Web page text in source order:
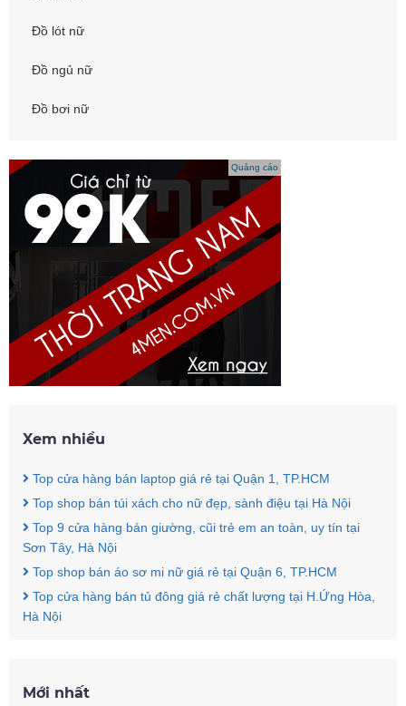
Đồ lót nữ
Đồ ngủ nữ
Đồ bơi nữ
Quảng cáo
Xem nhiều
Top cửa hàng bán laptop giá rẻ tại Quận 1, TP.HCM
Top shop bán túi xách cho nữ đẹp, sành điệu tại Hà Nội
Top 9 cửa hàng bán giường, cũi trẻ em an toàn, uy tín tại
Sơn Tây, Hà Nội
Top shop bán áo sơ mi nữ giá rẻ tại Quận 6, TP.HCM
Top cửa hàng bán tủ đông giá rẻ chất lượng tại H.Ứng Hòa,
Hà Nội
Mới nhất